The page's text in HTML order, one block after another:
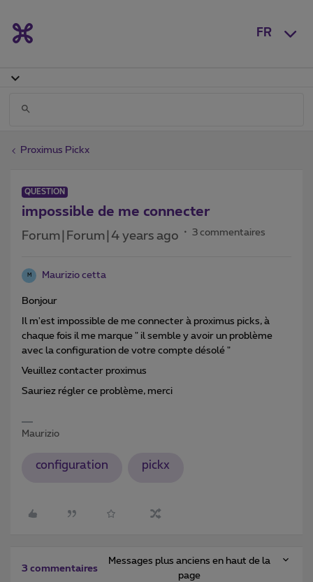
FR
Proximus Pickx
QUESTION
impossible de me connecter
Forum|Forum|4 years ago 3 commentaires
M Maurizio cetta
Bonjour
Il m'est impossible de me connecter à proximus picks, à
chaque fois il me marque " il semble y avoir un problème
avec la configuration de votre compte désolé "
Veuillez contacter proximus
Sauriez régler ce problème, merci
Maurizio
configuration pickx
3 commentaires
Messages plus anciens en haut de la
page